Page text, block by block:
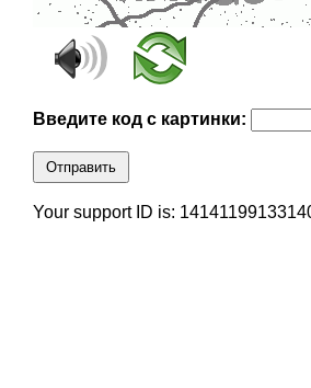
Введите код с картинки:
Отправить
Your support ID is: